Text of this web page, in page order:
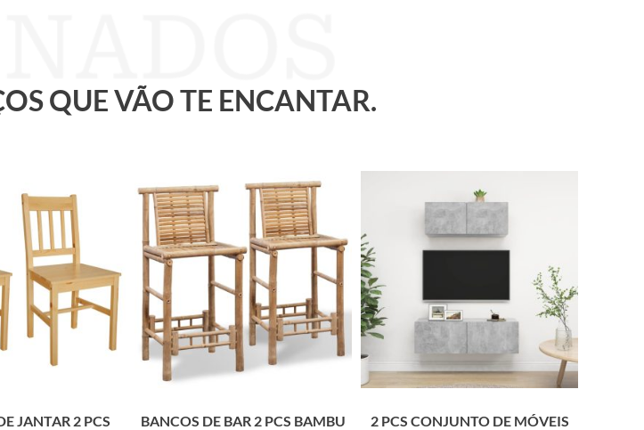
QUE VÃO TE ENCANTAR.
JANTAR 2 PCS
BANCOS DE BAR 2 PCS BAMBU
2 PCS CONJUNTO DE MÓVEIS